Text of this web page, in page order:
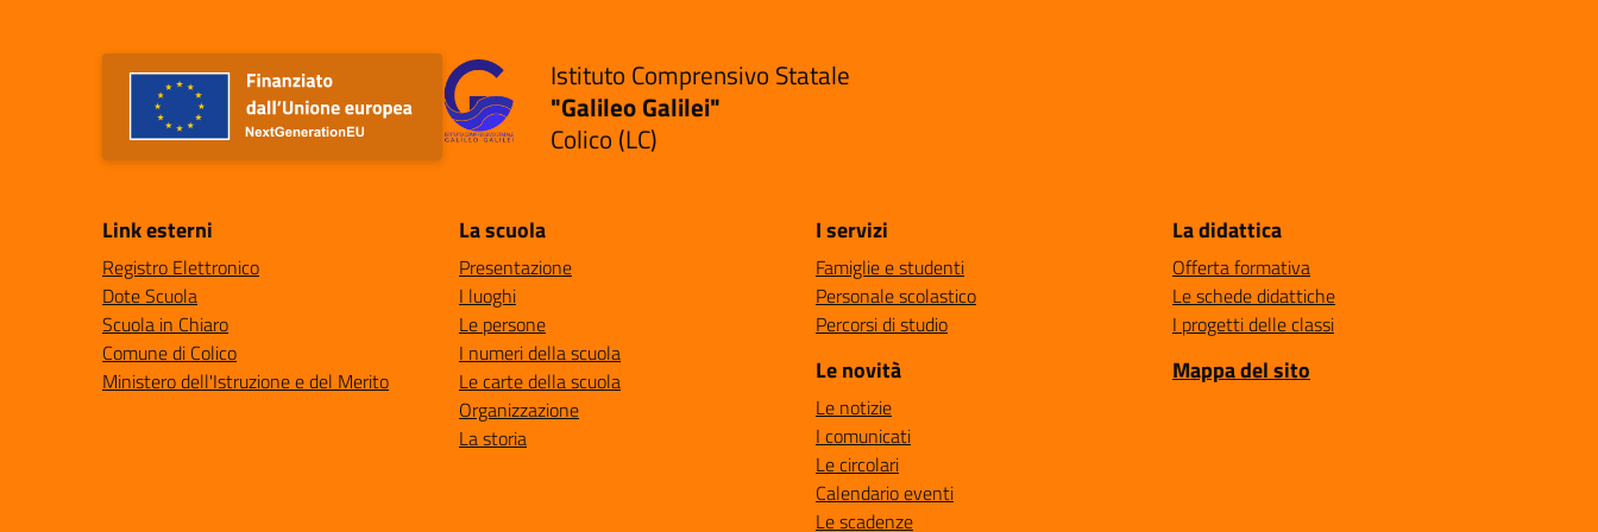
Istituto Comprensivo Statale
"Galileo Galilei"
Colico (LC)
Link esterni
Registro Elettronico
Dote Scuola
Scuola in Chiaro
Comune di Colico
Ministero dell'Istruzione e del Merito
La scuola
Presentazione
I luoghi
Le persone
I numeri della scuola
Le carte della scuola
Organizzazione
La storia
I servizi
Famiglie e studenti
Personale scolastico
Percorsi di studio
Le novità
Le notizie
I comunicati
Le circolari
Calendario eventi
Le scadenze
La didattica
Offerta formativa
Le schede didattiche
I progetti delle classi
Mappa del sito